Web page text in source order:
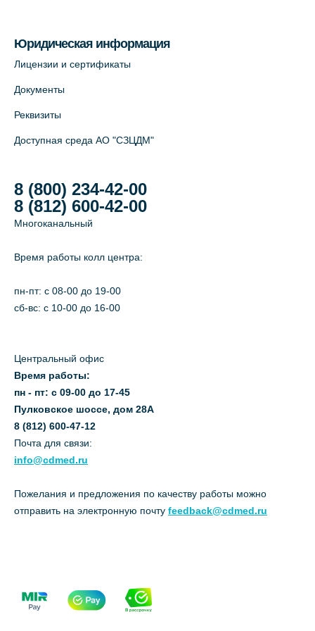
Юридическая информация
Лицензии и сертификаты
Документы
Реквизиты
Доступная среда АО "СЗЦДМ"
8 (800) 234-42-00
8 (812) 600-42-00
Многоканальный
Время работы колл центра:
пн-пт: c 08-00 до 19-00
сб-вс: с 10-00 до 16-00
Центральный офис
Время работы:
пн - пт: с 09-00 до 17-45
Пулковское шоссе, дом 28А
8 (812) 600-47-12
Почта для связи:
info@cdmed.ru
Пожелания и предложения по качеству работы можно
отправить на электронную почту feedback@cdmed.ru